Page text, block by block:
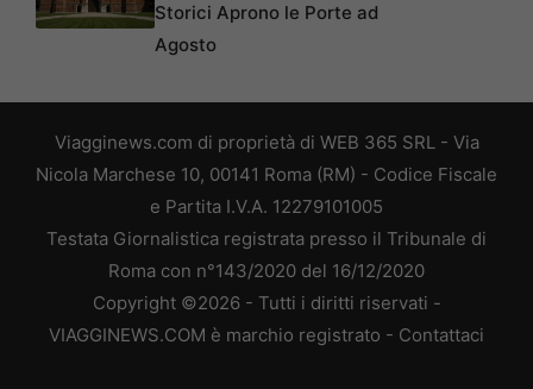
Storici Aprono le Porte ad
Agosto
Viagginews.com di proprietà di WEB 365 SRL - Via
Nicola Marchese 10, 00141 Roma (RM) - Codice Fiscale
e Partita I.V.A. 12279101005
Testata Giornalistica registrata presso il Tribunale di
Roma con n°143/2020 del 16/12/2020
Copyright ©2026 - Tutti i diritti riservati -
VIAGGINEWS.COM è marchio registrato - Contattaci